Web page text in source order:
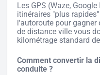
Les GPS (Waze,
itinéraires "plus
l'autoroute pour gagner
de distance ville vous
kilométrage standard
Comment convertir la
conduite ?